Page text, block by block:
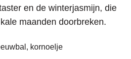
en de winterjasmijn, die
maanden doorbreken.
kornoelje